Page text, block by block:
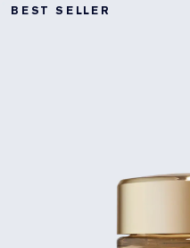
BEST SELLER